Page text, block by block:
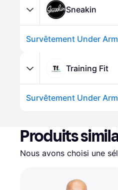
Sneakin
Survêtement Under
Training Fit
Survêtement Under
Produits
Nous avons choisi une